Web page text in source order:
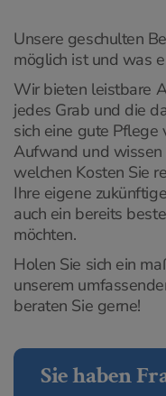
Unsere geschulten
möglich ist und was
Wir bieten leistbare
jedes Grab und die
sich eine gute Pflege
Aufwand und wissen
welchen Kosten Sie
Ihre eigene
auch ein bereits
möchten.
Holen Sie sich ein
unserem
beraten Sie gerne!
Sie haben